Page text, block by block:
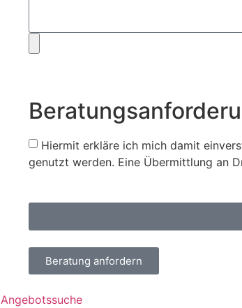
Hiermit erkläre ich mich damit
genutzt werden. Eine Übermittlung an
Beratung anfordern
Angebotssuche